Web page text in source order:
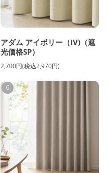
アダム アイボリー（IV)（遮
光価格SP）
2,700円(税込2,970円)
6